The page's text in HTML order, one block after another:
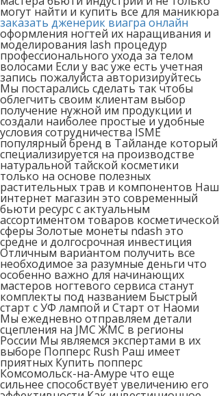
могут найти и купить все для маникюра
заказать дженерик виагра онлайн
оформления ногтей их наращивания и
моделирования lash процедур
профессионального ухода за телом
волосами Если у вас уже есть учетная
запись пожалуйста авторизируйтесь
Мы постарались сделать так чтобы
облегчить своим клиентам выбор
получение нужной им продукции и
создали наиболее простые и удобные
условия сотрудничества ISME
популярный бренд в Тайланде который
специализируется на производстве
натуральной тайской косметики
только на основе полезных
растительных трав и компонентов Наш
интернет магазин это современный
бьюти ресурс с актуальным
ассортиментом товаров косметической
сферы Золотые монеты ndash это
средне и долгосрочная инвестиция
Отличным вариантом получить все
необходимое за разумные деньги что
особенно важно для начинающих
мастеров ногтевого сервиса станут
комплекты под названием Быстрый
старт с УФ лампой и Старт от Наоми
Мы ежедневно отправляем детали
сцепления на JMC ЖМС в регионы
России Мы являемся экспертами в их
выборе Попперс Rush Раш имеет
приятных Купить попперс
Комсомольск-на-Амуре что еще
сильнее способствует увеличению его